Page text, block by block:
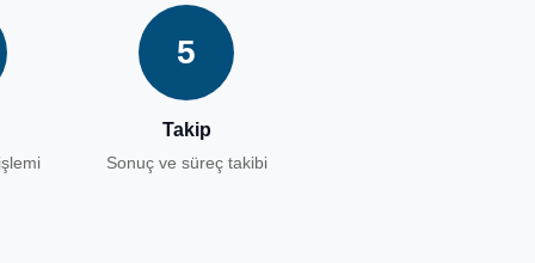
5
Takip
Sonuç ve süreç takibi